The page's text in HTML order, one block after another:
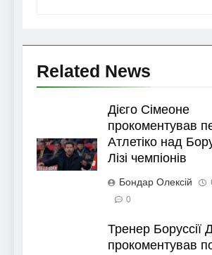
Related News
Дієго Сімеоне
прокоментував
Атлетіко над
Лізі чемпіонів
Бондар Олексій
0
Тренер Боруссії
прокоментував